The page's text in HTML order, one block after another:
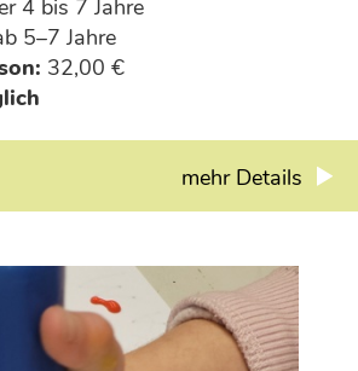
kein „Richtig“ oder „Falsch“
Ausprobieren, Konstruieren und
für neugierige Kinder, die Lust
4 bis 7 Jahre
5–7 Jahre
32,00 €
mehr Details